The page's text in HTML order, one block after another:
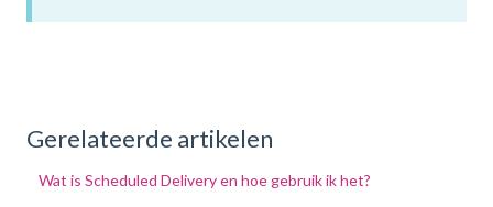
Gerelateerde artikelen
Wat is Scheduled Delivery en hoe gebruik ik het?